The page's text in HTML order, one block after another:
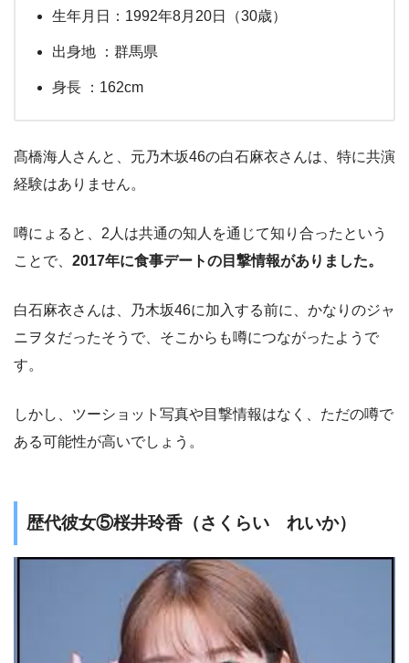
生年月日：1992年8月20日（30歳）
出身地 ：群馬県
身長 ：162cm
髙橋海人さんと、元乃木坂46の白石麻衣さんは、特に共演
経験はありません。
噂にょると、2人は共通の知人を通じて知り合ったという
ことで、 2017年に食事デートの目撃情報がありました。
白石麻衣さんは、乃木坂46に加入する前に、かなりのジャ
ニヲタだったそうで、そこからも噂につながったようで
す。
しかし、ツーショット写真や目撃情報はなく、ただの噂で
ある可能性が高いでしょう。
歴代彼女⑤桜井玲香（さくらい れいか）